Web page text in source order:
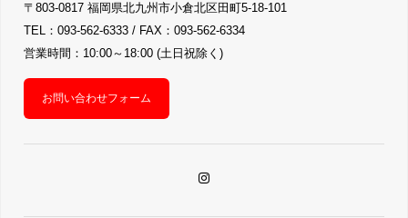
〒803-0817 福岡県北九州市小倉北区田町5-18-101
TEL：093-562-6333 / FAX：093-562-6334
営業時間：10:00～18:00 (土日祝除く)
お問い合わせフォーム